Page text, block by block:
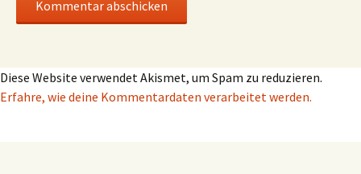
Diese Website verwendet Akismet, um Spam zu reduzieren.
Erfahre, wie deine Kommentardaten verarbeitet werden.